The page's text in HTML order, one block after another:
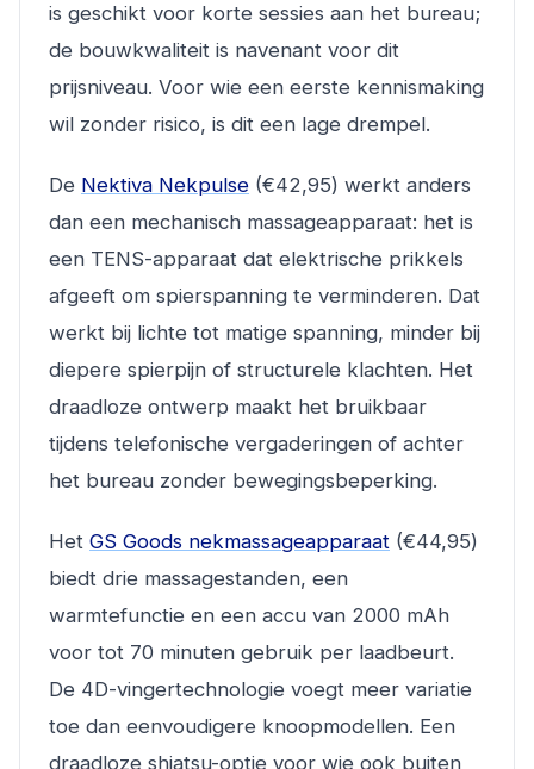
is geschikt voor korte sessies aan het bureau;
de bouwkwaliteit is navenant voor dit
prijsniveau. Voor wie een eerste kennismaking
wil zonder risico, is dit een lage drempel.
De Nektiva Nekpulse (€42,95) werkt anders
dan een mechanisch massageapparaat: het is
een TENS-apparaat dat elektrische prikkels
afgeeft om spierspanning te verminderen. Dat
werkt bij lichte tot matige spanning, minder bij
diepere spierpijn of structurele klachten. Het
draadloze ontwerp maakt het bruikbaar
tijdens telefonische vergaderingen of achter
het bureau zonder bewegingsbeperking.
Het GS Goods nekmassageapparaat (€44,95)
biedt drie massagestanden, een
warmtefunctie en een accu van 2000 mAh
voor tot 70 minuten gebruik per laadbeurt.
De 4D-vingertechnologie voegt meer variatie
toe dan eenvoudigere knoopmodellen. Een
draadloze shiatsu-optie voor wie ook buiten